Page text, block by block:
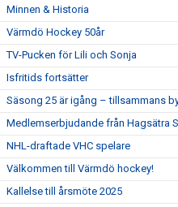
Minnen & Historia
Värmdö Hockey 50år
TV-Pucken för Lili och Sonja
Isfritids fortsätter
Säsong 25 är igång – tillsammans
Medlemserbjudande från Hagsätra
NHL-draftade VHC spelare
Välkommen till Värmdö hockey!
Kallelse till årsmöte 2025